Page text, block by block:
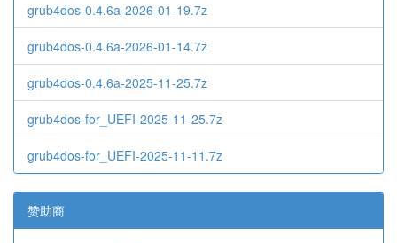
grub4dos-0.4.6a-2026-01-19.7z
grub4dos-0.4.6a-2026-01-14.7z
grub4dos-0.4.6a-2025-11-25.7z
grub4dos-for_UEFI-2025-11-25.7z
grub4dos-for_UEFI-2025-11-11.7z
赞助商